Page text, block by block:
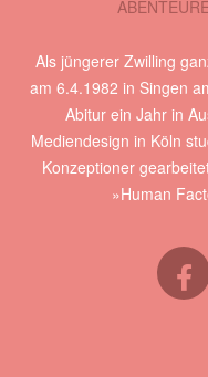
Als jüngerer Zwilling
am 6.4.1982 in Singen
Abitur ein Jahr in
Mediendesign in Köln
Konzeptioner
»Human